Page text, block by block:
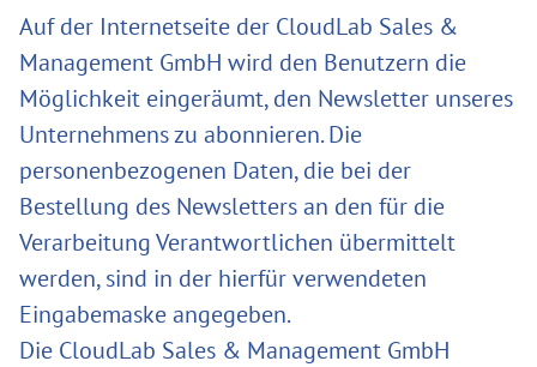
Auf der Internetseite der CloudLab Sales &
Management GmbH wird den Benutzern die
Möglichkeit eingeräumt, den Newsletter unseres
Unternehmens zu abonnieren. Die
personenbezogenen Daten, die bei der
Bestellung des Newsletters an den für die
Verarbeitung Verantwortlichen übermittelt
werden, sind in der hierfür verwendeten
Eingabemaske angegeben.
Die CloudLab Sales & Management GmbH